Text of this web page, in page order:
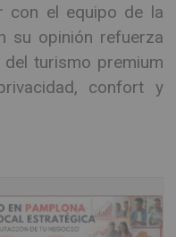
con el equipo de la
su opinión refuerza
turismo premium
confort y